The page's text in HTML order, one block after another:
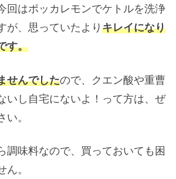
回はポッカレモンでケトルを洗浄
が、思っていたより キレイになり
す。
せんでしたので、クエン酸や重曹
いし自宅にないよ！って方は、ぜ
い。
調味料なので、買っておいても困
ん。